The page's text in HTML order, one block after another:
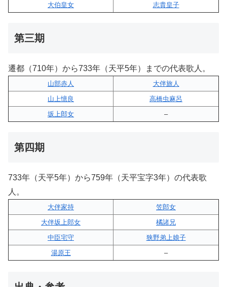
大伯皇女
志貴皇子
第三期
遷都（710年）から733年（天平5年）までの代表歌人。
山部赤人
大伴旅人
山上憶良
高橋虫麻呂
坂上郎女
–
第四期
733年（天平5年）から759年（天平宝字3年）の代表歌
人。
大伴家持
笠郎女
大伴坂上郎女
橘諸兄
中臣宅守
狭野弟上娘子
湯原王
–